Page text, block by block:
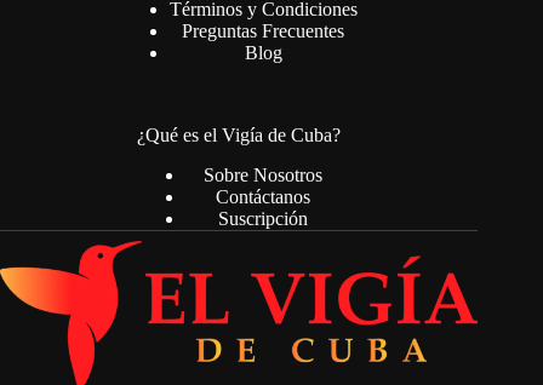
Términos y Condiciones
Preguntas Frecuentes
Blog
¿Qué es el Vigía de Cuba?
Sobre Nosotros
Contáctanos
Suscripción